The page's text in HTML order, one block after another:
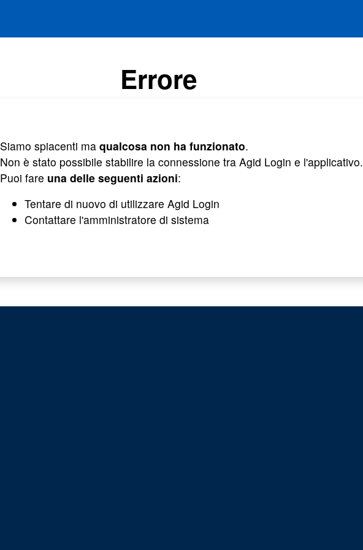
Errore
Siamo spiacenti ma qualcosa non ha funzionato.
Non è stato possibile stabilire la connessione tra Agid Login e l'applicativo.
Puoi fare una delle seguenti azioni:
Tentare di nuovo di utilizzare Agid Login
Contattare l'amministratore di sistema